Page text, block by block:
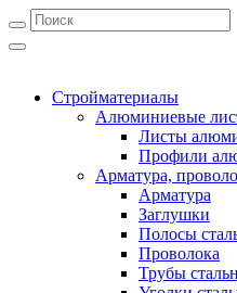
Стройматериалы
Алюминиевые
Листы
Профили
Арматура,
Арматура
Заглушки
Полосы
Проволока
Трубы